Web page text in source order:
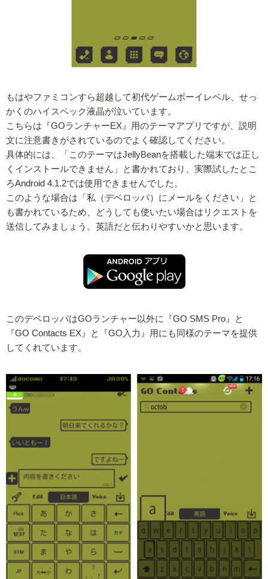
もはやファミコンすら超越して初代ゲームボーイレベル、せっ
かくのハイスペック液晶が泣いています。
こちらは『GOランチャーEX』用のテーマアプリですが、説明
文に注意書きがされているのでよく確認してください。
具体的には、「このテーマはJellyBeanを搭載した端末では正し
くインストールできません」と書かれており、実際試したとこ
ろAndroid 4.1.2では使用できませんでした。
このような場合は「私（デベロッパ）にメールをください」と
も書かれているため、どうしても使いたい場合はリクエストを
送信してみましょう。英語だと伝わりやすいかと思います。
このデベロッパはGOランチャー以外に『GO SMS Pro』と
『GO Contacts EX』と『GO入力』用にも同様のテーマを提供
してくれています。